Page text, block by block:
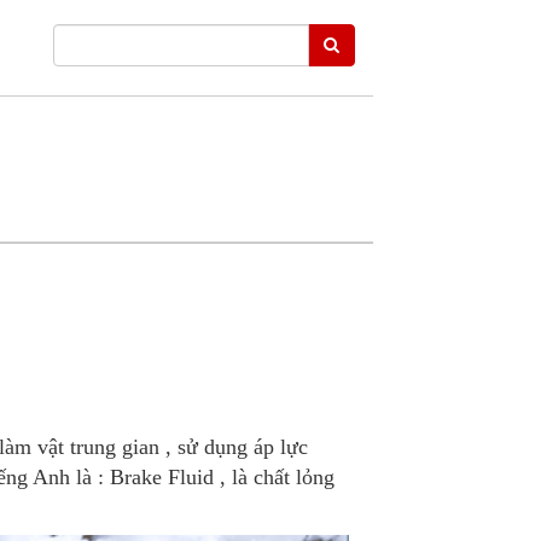
vật trung gian , sử dụng áp lực
Anh là : Brake Fluid , là chất lỏng